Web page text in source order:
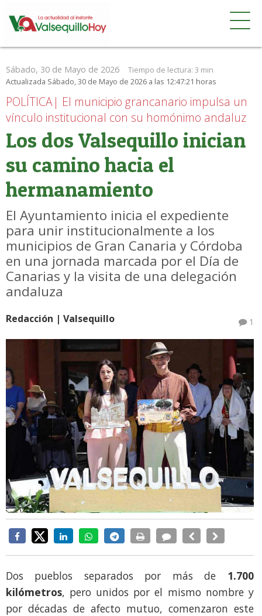
Sábado, 30 de Mayo de 2026 Tiempo de lectura: 3 min
Actualizada Sábado, 30 de Mayo de 2026 a las 12:47:21 horas
POLÍTICA| El municipio grancanario impulsa un
vínculo institucional con su homónimo andaluz
Los dos Valsequillo inician
su camino hacia el
hermanamiento
El Ayuntamiento inicia el expediente
para unir institucionalmente a los
municipios de Gran Canaria y Córdoba
en una jornada marcada por el Día de
Canarias y la visita de una delegación
andaluza
Redacción | Valsequillo 1
Dos pueblos separados por más de 1.700
kilómetros, pero unidos por el mismo nombre y
por décadas de afecto mutuo, comenzaron este